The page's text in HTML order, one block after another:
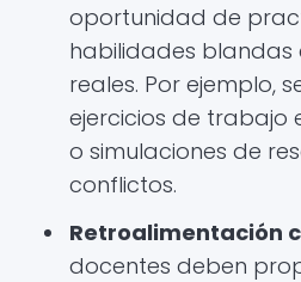
oportunidad de
habilidades blandas
reales. Por ejemplo,
ejercicios de trabajo
o simulaciones de
conflictos.
Retroalimentación
docentes deben